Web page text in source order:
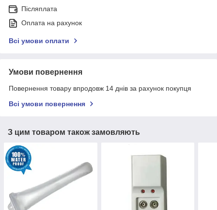
Післяплата
Оплата на рахунок
Всі умови оплати
Умови повернення
Повернення товару впродовж 14 днів за рахунок покупця
Всі умови повернення
З цим товаром також замовляють